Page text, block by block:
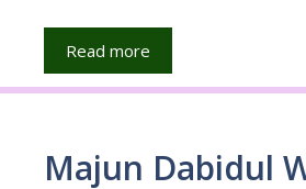
Read more
Majun Dabidul